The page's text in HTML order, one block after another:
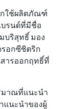
กใช้ผลิตภัณฑ์
บรนด์ที่มีชื่อ
บริสุทธิ์ มอง
อกซีซิตริก
สารออกฤทธิ์ที่
าณที่แนะนํา
แนะนําของผู้